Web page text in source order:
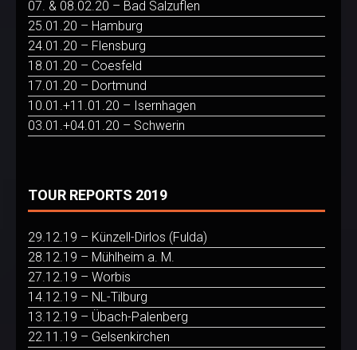
07. & 08.02.20 – Bad Salzuflen
25.01.20 – Hamburg
24.01.20 – Flensburg
18.01.20 – Coesfeld
17.01.20 – Dortmund
10.01.+11.01.20 – Isernhagen
03.01.+04.01.20 – Schwerin
TOUR REPORTS 2019
29.12.19 – Künzell-Dirlos (Fulda)
28.12.19 – Mühlheim a. M.
27.12.19 – Worbis
14.12.19 – NL-Tilburg
13.12.19 – Übach-Palenberg
22.11.19 – Gelsenkirchen